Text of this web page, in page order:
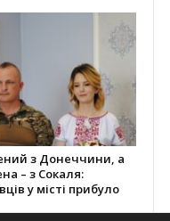
з Донеччини, а
– з Сокаля:
у місті прибуло